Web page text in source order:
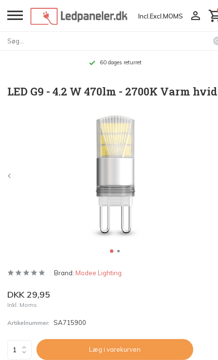
Incl. Excl. MOMS
60 dages returret
LED G9 - 4.2 W 470lm - 2700K Varm hvid
Brand: Modee Lighting
DKK 29,95
Inkl. Moms
Artikelnummer: SA715900
Læg i varekurven